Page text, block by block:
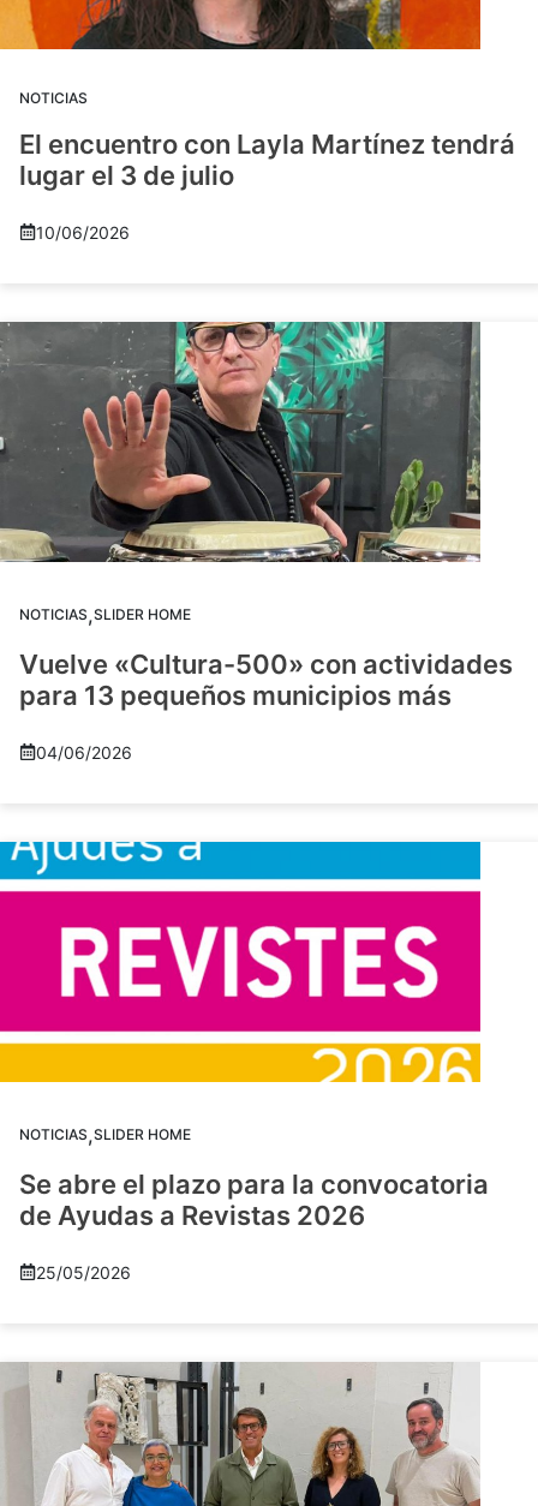
NOTICIAS
El encuentro con Layla Martínez tendrá
lugar el 3 de julio
10/06/2026
NOTICIAS,SLIDER HOME
Vuelve «Cultura-500» con actividades
para 13 pequeños municipios más
04/06/2026
NOTICIAS,SLIDER HOME
Se abre el plazo para la convocatoria
de Ayudas a Revistas 2026
25/05/2026